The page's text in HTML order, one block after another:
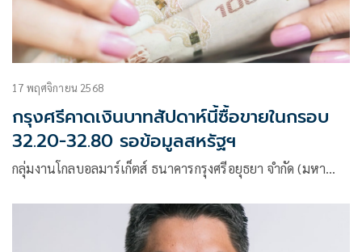
17 พฤศจิกายน 2568
กรุงศรีคาดเงินบาทสัปดาห์นี้ซื้อขายในกรอบ
32.20-32.80 รอข้อมูลสหรัฐฯ
กลุ่มงานโกลบอลมาร์เก็ตส์ ธนาคารกรุงศรีอยุธยา จำกัด (มหา…